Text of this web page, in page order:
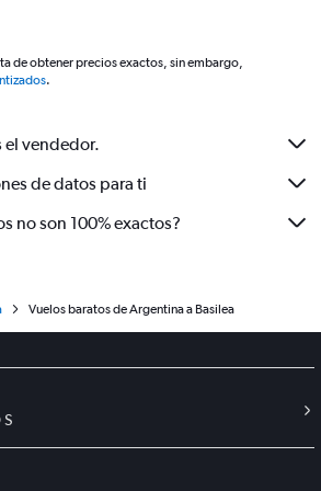
de obtener precios exactos, sin embargo,
.
el vendedor.
de datos para ti
no son 100% exactos?
Vuelos baratos de Argentina a Basilea